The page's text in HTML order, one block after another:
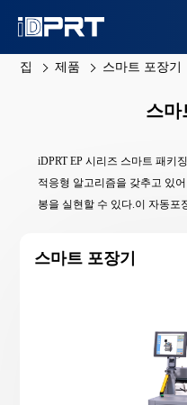
집 제품 스마트 포장기
스마
iDPRT EP 시리즈 스마트 패키
적응형 알고리즘을 갖추고 있
봉을 실현할 수 있다.이 자동포
스마트 포장기